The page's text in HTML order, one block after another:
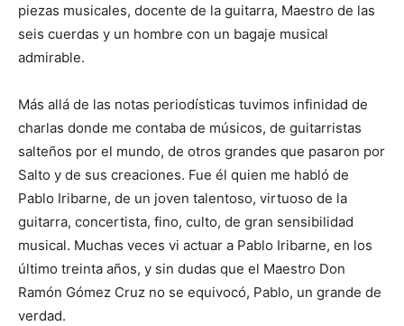
piezas musicales, docente de la guitarra, Maestro de las
seis cuerdas y un hombre con un bagaje musical
admirable.
Más allá de las notas periodísticas tuvimos infinidad de
charlas donde me contaba de músicos, de guitarristas
salteños por el mundo, de otros grandes que pasaron por
Salto y de sus creaciones. Fue él quien me habló de
Pablo Iribarne, de un joven talentoso, virtuoso de la
guitarra, concertista, fino, culto, de gran sensibilidad
musical. Muchas veces vi actuar a Pablo Iribarne, en los
último treinta años, y sin dudas que el Maestro Don
Ramón Gómez Cruz no se equivocó, Pablo, un grande de
verdad.